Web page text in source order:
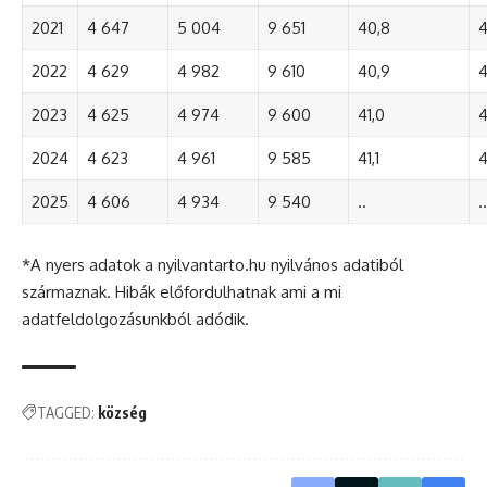
2021 4 647 5 004 9 651 40,8
2022 4 629 4 982 9 610 40,9
2023 4 625 4 974 9 600 41,0
2024 4 623 4 961 9 585 41,1
2025 4 606 4 934 9 540 .. ..
*A nyers adatok a nyilvantarto.hu nyilvános adatiból
származnak. Hibák előfordulhatnak ami a mi
adatfeldolgozásunkból adódik.
TAGGED: község